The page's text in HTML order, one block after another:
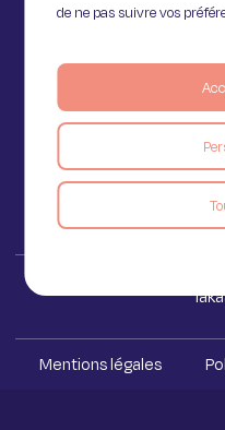
de ne pas suivre vos
Mentions légales